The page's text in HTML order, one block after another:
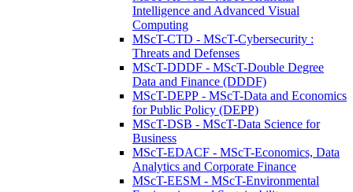
Intelligence and Advanced Visual
Computing
MScT-CTD - MScT-Cybersecurity :
Threats and Defenses
MScT-DDDF - MScT-Double Degree
Data and Finance (DDDF)
MScT-DEPP - MScT-Data and Economics
for Public Policy (DEPP)
MScT-DSB - MScT-Data Science for
Business
MScT-EDACF - MScT-Economics, Data
Analytics and Corporate Finance
MScT-EESM - MScT-Environmental